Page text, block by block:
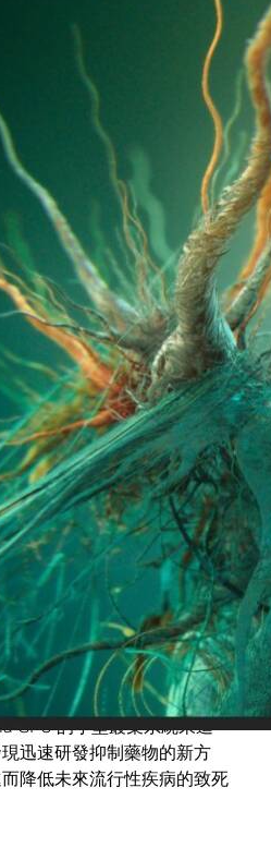
和 CUDA 後，兩者均已對高速
業與科學的新發現。
行榜 (Top500 list)
在今年六月
在這個領域的傲人成就。
級電腦的系統搭載 NVIDIA
倍。當我們在 2010 年 11
時，當時只有 10 個搭載
，就會發現 GPU 技術的使用
的趨勢: 越來越多的主流大學和
幅躍升，最多的一次是從第
機構才能擁有全球前 500 最快
運算，現在任何大學或研究機構
想使用只配備 CPU 的大型超級
電腦，可以將性能表現提升 5 至
斯托爾大學 (University of Bristol)
性的發現。H1N1 流感在 2009
去有效的藥物通通失效，這也是
GPU 的小型叢集系統來進
迅速研發抑制藥物的新方
降低未來流行性疾病的致死